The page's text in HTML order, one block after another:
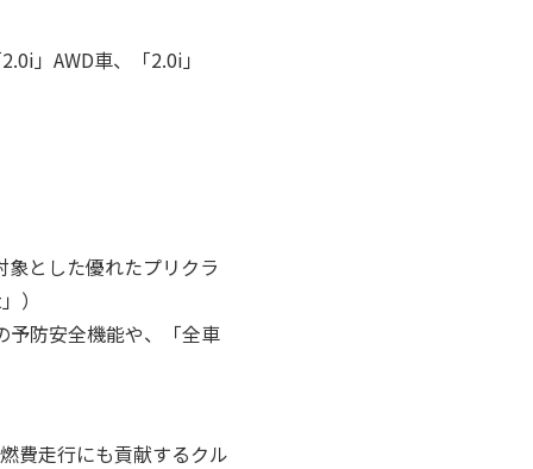
」AWD車、「2.0i」
とした優れたプリクラ
）
予防安全機能や、「全車
費走行にも貢献するクル